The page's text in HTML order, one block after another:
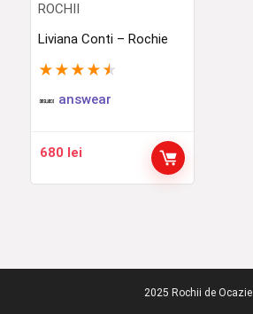
ROCHII
Liviana Conti – Rochie
★ ★ ★ ★ ★
answear
680 lei
2025 Rochii de Ocazie